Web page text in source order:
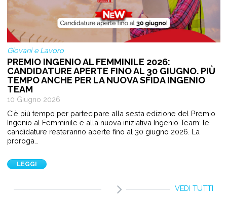
Giovani e Lavoro
PREMIO INGENIO AL FEMMINILE 2026:
CANDIDATURE APERTE FINO AL 30 GIUGNO. PIÙ
TEMPO ANCHE PER LA NUOVA SFIDA INGENIO
TEAM
10 Giugno 2026
C'è più tempo per partecipare alla sesta edizione del Premio
Ingenio al Femminile e alla nuova iniziativa Ingenio Team: le
candidature resteranno aperte fino al 30 giugno 2026. La
proroga…
LEGGI
VEDI TUTTI